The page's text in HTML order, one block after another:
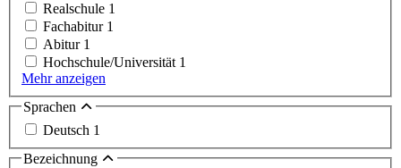
Realschule 1
Fachabitur 1
Abitur 1
Hochschule/Universität 1
Mehr anzeigen
Sprachen
Deutsch 1
Bezeichnung